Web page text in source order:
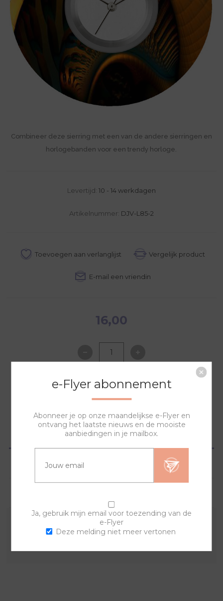
Combineer deze sierring met een van de andere sierringen en
horlogebanden voor een trendy horloge.
Levertijd: 10 - 14 werkdagen
Artikelnummer: DJV-L85-2
16,00
NAAR WINKELWAGEN
OVERZICHT
SPECIFICATIES
Combineer deze sierring met een van de andere
e-Flyer abonnement
Abonneer je op onze maandelijkse e-Flyer en
ontvang het laatste nieuws en de mooiste
aanbiedingen in je mailbox.
Ja, gebruik mijn email voor toezending van de
e-Flyer
Deze melding niet meer vertonen